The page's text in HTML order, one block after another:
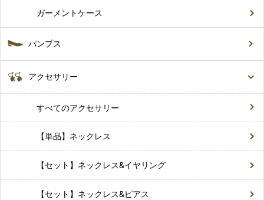
ガーメントケース
パンプス
アクセサリー
すべてのアクセサリー
【単品】ネックレス
【セット】ネックレス&イヤリング
【セット】ネックレス&ピアス